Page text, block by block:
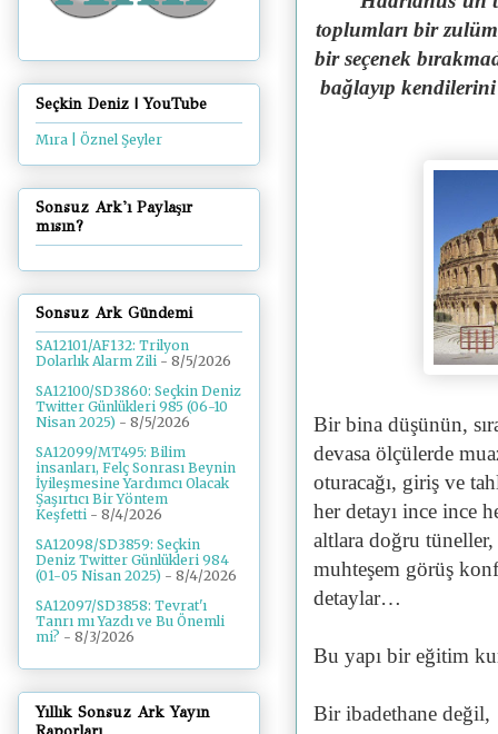
toplumları bir zulüm
bir seçenek
bağlayıp
Bir bina düşünün,
devasa ölçülerde
oturacağı, giriş ve
her detayı ince ince
altlara doğru tüneller,
muhteşem görüş
detaylar…
Bu yapı bir eğitim
Bir ibadethane değil,
Seçkin Deniz | YouTube
Mıra | Öznel Şeyler
Sonsuz Ark'ı Paylaşır
mısın?
Sonsuz Ark Gündemi
SA12101/AF132: Trilyon
Dolarlık Alarm Zili - 8/5/2026
SA12100/SD3860: Seçkin Deniz
Twitter Günlükleri 985 (06-10
Nisan 2025) - 8/5/2026
SA12099/MT495: Bilim
insanları, Felç Sonrası Beynin
İyileşmesine Yardımcı Olacak
Şaşırtıcı Bir Yöntem
Keşfetti - 8/4/2026
SA12098/SD3859: Seçkin
Deniz Twitter Günlükleri 984
(01-05 Nisan 2025) - 8/4/2026
SA12097/SD3858: Tevrat'ı
Tanrı mı Yazdı ve Bu Önemli
mi? - 8/3/2026
Yıllık Sonsuz Ark Yayın